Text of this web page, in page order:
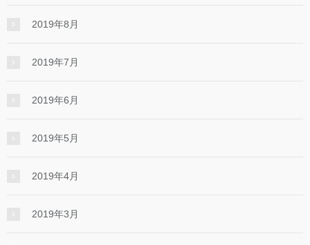
2019年8月
2019年7月
2019年6月
2019年5月
2019年4月
2019年3月